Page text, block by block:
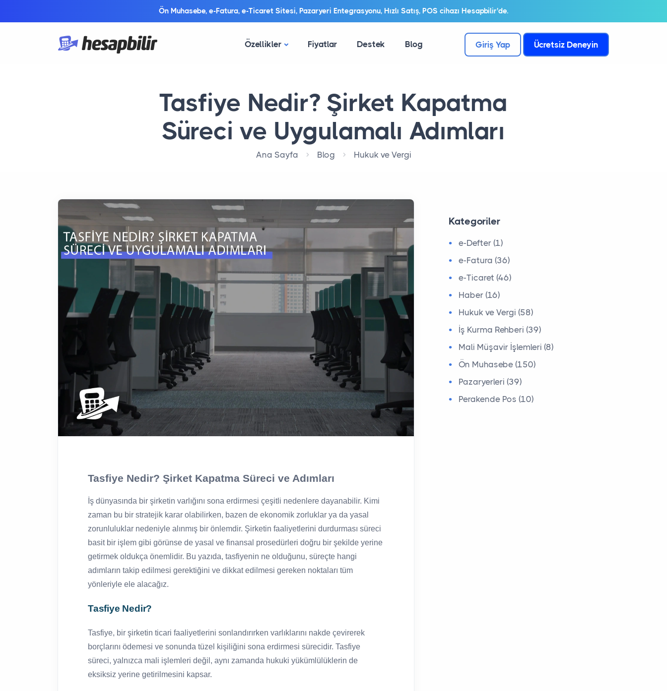
Ön Muhasebe, e-Fatura, e-Ticaret Sitesi, Pazaryeri Entegrasyonu, Hızlı Satış, POS cihazı Hesapbilir'de.
Özellikler Fiyatlar Destek Blog Giriş Yap Ücretsiz Deneyin
Tasfiye Nedir? Şirket Kapatma
Süreci ve Uygulamalı Adımları
Ana Sayfa Blog Hukuk ve Vergi
Tasfiye Nedir? Şirket Kapatma Süreci ve Adımları
İş dünyasında bir şirketin varlığını sona erdirmesi çeşitli nedenlere dayanabilir. Kimi
zaman bu bir stratejik karar olabilirken, bazen de ekonomik zorluklar ya da yasal
zorunluluklar nedeniyle alınmış bir önlemdir. Şirketin faaliyetlerini durdurması süreci
basit bir işlem gibi görünse de yasal ve finansal prosedürleri doğru bir şekilde yerine
getirmek oldukça önemlidir. Bu yazıda, tasfiyenin ne olduğunu, süreçte hangi
adımların takip edilmesi gerektiğini ve dikkat edilmesi gereken noktaları tüm
yönleriyle ele alacağız.
Tasfiye Nedir?
Tasfiye, bir şirketin ticari faaliyetlerini sonlandırırken varlıklarını nakde çevirerek
borçlarını ödemesi ve sonunda tüzel kişiliğini sona erdirmesi sürecidir. Tasfiye
süreci, yalnızca mali işlemleri değil, aynı zamanda hukuki yükümlülüklerin de
eksiksiz yerine getirilmesini kapsar.
Kategoriler
e-Defter (1)
e-Fatura (36)
e-Ticaret (46)
Haber (16)
Hukuk ve Vergi (58)
İş Kurma Rehberi (39)
Mali Müşavir İşlemleri (8)
Ön Muhasebe (150)
Pazaryerleri (39)
Perakende Pos (10)